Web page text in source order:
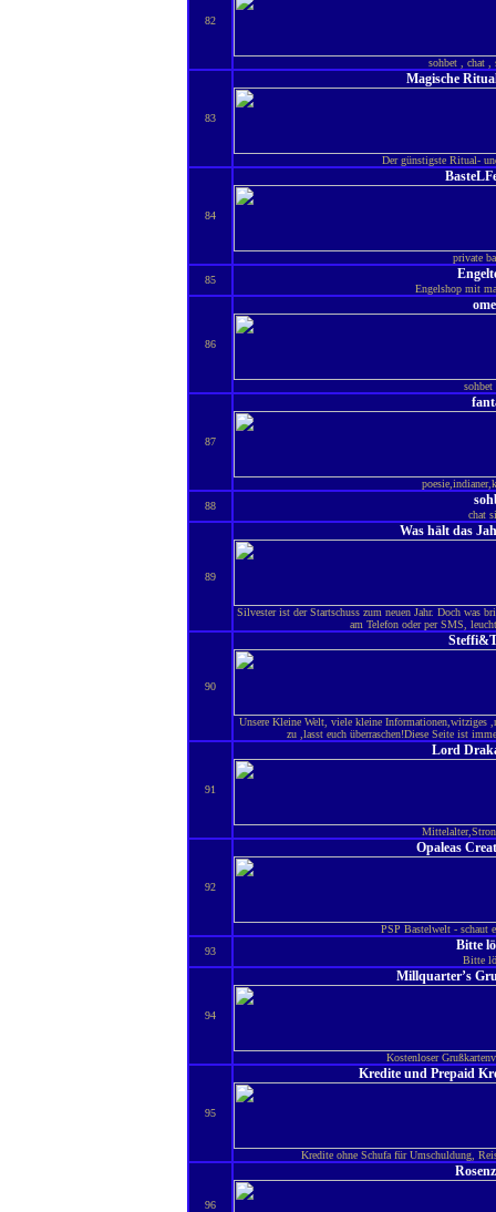
82
sohbet , chat ,
83
Magische
Der günstigste Ritual-
84
private
85
Engelshop mit
86
sohbet
87
88
chat
89
Was hält das
Silvester ist der Startschuss zum neuen Jahr. Doch was
am Telefon oder per SMS,
90
Unsere Kleine Welt, viele kleine Informationen,witziges
zu ,lasst euch überraschen!Diese Seite ist
91
Lord
92
Opaleas
PSP Bastelwelt - schaut
93
Bitte
Bitte
94
Millquarter’s
Kostenloser
95
Kredite und Prepaid
Kredite ohne Schufa für Umschuldung,
96